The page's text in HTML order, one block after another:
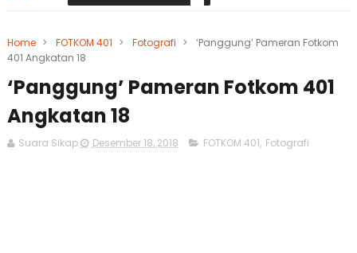
Home > FOTKOM 401 > Fotografi >
‘Panggung’ Pameran Fotkom
401 Angkatan 18
‘Panggung’ Pameran Fotkom 401
Angkatan 18
Suara Sikap Desember 18, 2018 FOTKOM 401, Fotografi